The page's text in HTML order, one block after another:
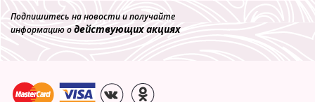
Подпишитесь на новости и получайте
информацию одействующих акциях